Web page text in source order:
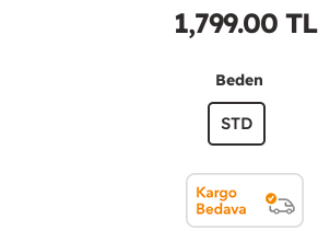
1,799.00TL
Beden
STD